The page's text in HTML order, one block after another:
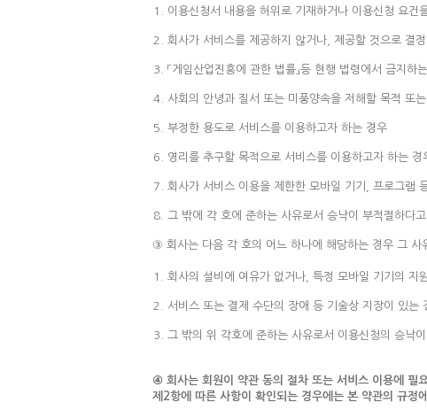
이용신청서 내용을 허위로 기재하거나 이용신청 요건
회사가 서비스를 제공하지 않거나, 제공할 것으로 결
「게임산업진흥에 관한 법률」등 현행 법령에서 금지
사회의 안녕과 질서 또는 미풍양속을 저해할 목적 또
부정한 용도로 서비스를 이용하고자 하는 경우
영리를 추구할 목적으로 서비스를 이용하고자 하는 경
회사가 서비스 이용을 제한한 모바일 기기, 프로그램
그 밖에 각 호에 준하는 사유로서 승낙이 부적절하다
③ 회사는 다음 각 호의 어느 하나에 해당하는 경우 그 사
회사의 설비에 여유가 없거나, 특정 모바일 기기의 지
서비스 또는 결제 수단의 장애 등 기술상 지장이 있는
그 밖의 위 각호에 준하는 사유로서 이용신청의 승낙
④ 회사는 회원이 약관 동의 절차 또는 서비스 이용에 필
제2항에 따른 사항이 확인되는 경우에는 본 약관의 규정